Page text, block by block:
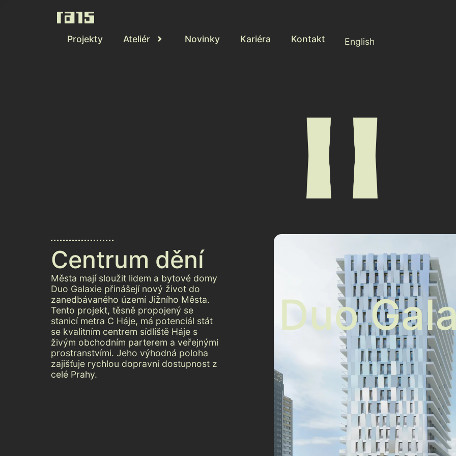
Projekty Ateliér Novinky Kariéra Kontakt English
Centrum dění
Města mají sloužit lidem a bytové domy
Duo Galaxie přinášejí nový život do
zanedbávaného území Jižního Města.
Tento projekt, těsně propojený se
stanicí metra C Háje, má potenciál stát
se kvalitním centrem sídliště Háje s
živým obchodním parterem a veřejnými
prostranstvími. Jeho výhodná poloha
zajišťuje rychlou dopravní dostupnost z
celé Prahy.
Duo